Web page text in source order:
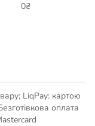
0₴
LiqPay: картою
оплата